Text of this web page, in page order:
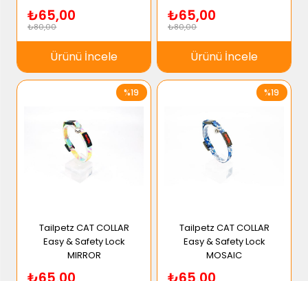
₺65,00
₺80,00
Ürünü İncele
₺65,00
₺80,00
Ürünü İncele
Tailpetz CAT COLLAR
Easy & Safety Lock
MIRROR
%19
Tailpetz CAT COLLAR
Easy & Safety Lock
MOSAIC
%19